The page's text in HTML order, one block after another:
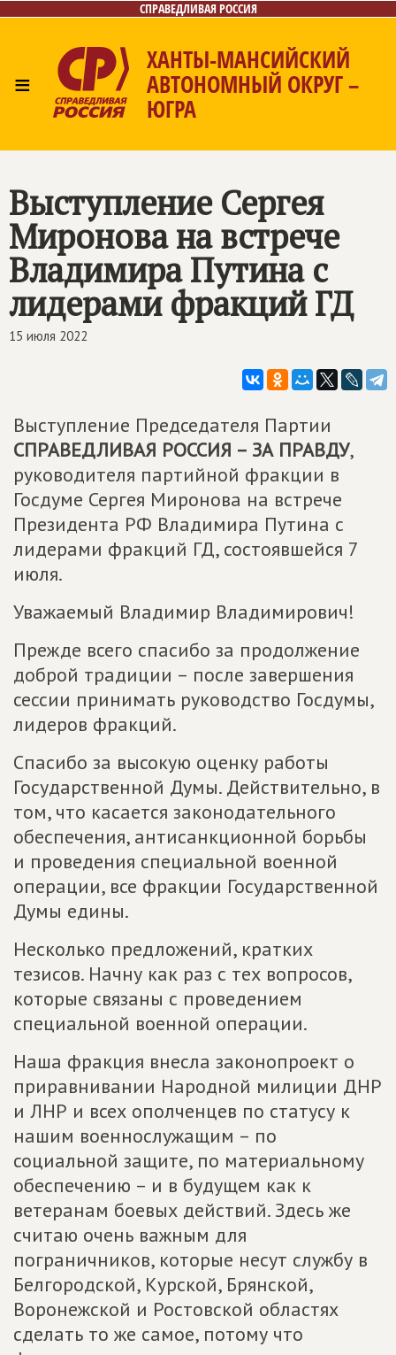
СПРАВЕДЛИВАЯ РОССИЯ
≡
ХАНТЫ-МАНСИЙСКИЙ
АВТОНОМНЫЙ ОКРУГ –
ЮГРА
Контакты
Выступление Сергея
Миронова на встрече
Владимира Путина с
лидерами фракций ГД
15 июля 2022
Выступление Председателя Партии
СПРАВЕДЛИВАЯ РОССИЯ – ЗА ПРАВДУ,
руководителя партийной фракции в
Госдуме Сергея Миронова на встрече
Президента РФ Владимира Путина с
лидерами фракций ГД, состоявшейся 7
июля.
Уважаемый Владимир Владимирович!
Прежде всего спасибо за продолжение
доброй традиции – после завершения
сессии принимать руководство Госдумы,
лидеров фракций.
Спасибо за высокую оценку работы
Государственной Думы. Действительно, в
том, что касается законодательного
обеспечения, антисанкционной борьбы
и проведения специальной военной
операции, все фракции Государственной
Думы едины.
Несколько предложений, кратких
тезисов. Начну как раз с тех вопросов,
которые связаны с проведением
специальной военной операции.
Наша фракция внесла законопроект о
приравнивании Народной милиции ДНР
и ЛНР и всех ополченцев по статусу к
нашим военнослужащим – по
социальной защите, по материальному
обеспечению – и в будущем как к
ветеранам боевых действий. Здесь же
считаю очень важным для
пограничников, которые несут службу в
Белгородской, Курской, Брянской,
Воронежской и Ростовской областях
сделать то же самое, потому что